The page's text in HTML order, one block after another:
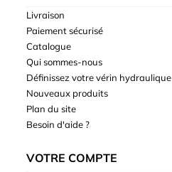
Livraison
Paiement sécurisé
Catalogue
Qui sommes-nous
Définissez votre vérin hydraulique
Nouveaux produits
Plan du site
Besoin d'aide ?
VOTRE COMPTE